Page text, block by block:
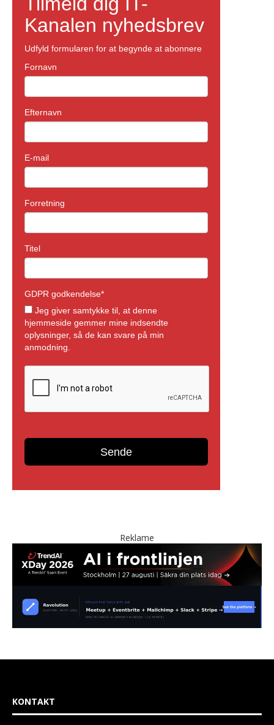
Reklame
KONTAKT